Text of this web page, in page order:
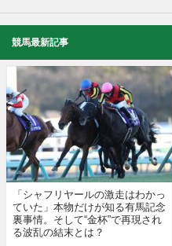
競馬最新記事
「シャフリヤールの激走はわかっ
ていた」本物だけが知る有馬記念
裏事情。そして“金杯”で再現され
る波乱の結末とは？